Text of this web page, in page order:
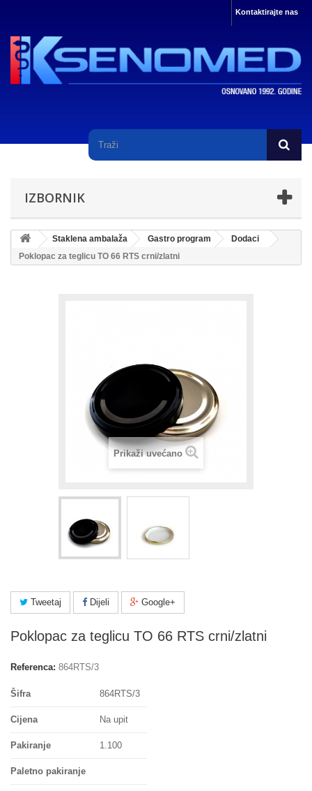
Kontaktirajte nas
IZBORNIK
Staklena ambalaža Gastro program
Dodaci
Poklopac za teglicu TO 66 RTS crni/zlatni
Prikaži uvećano
Tweetaj Dijeli Google+
Poklopac za teglicu TO 66 RTS crni/zlatni
Referenca: 864RTS/3
Šifra 864RTS/3
Cijena Na upit
Pakiranje 1.100
Paletno pakiranje